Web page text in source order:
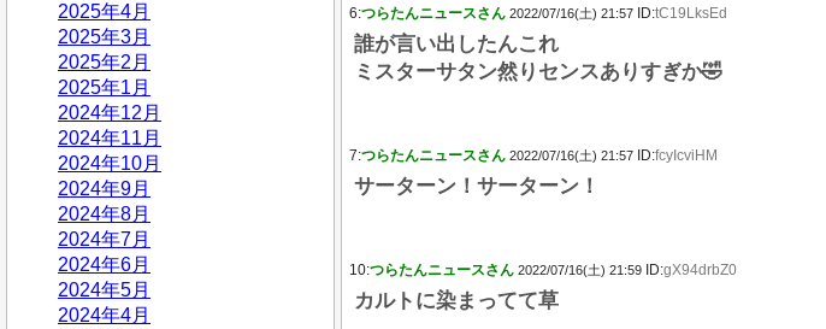
2025年4月
2025年3月
2025年2月
2025年1月
2024年12月
2024年11月
2024年10月
2024年9月
2024年8月
2024年7月
2024年6月
2024年5月
2024年4月
6:つらたんニュースさん 2022/07/16(土) 21:57 ID:tC19LksEd
誰が言い出したんこれ
ミスターサタン然りセンスありすぎか🤣
7:つらたんニュースさん 2022/07/16(土) 21:57 ID:fcyIcviHM
サーターン！サーターン！
10:つらたんニュースさん 2022/07/16(土) 21:59 ID:gX94drbZ0
カルトに染まってて草